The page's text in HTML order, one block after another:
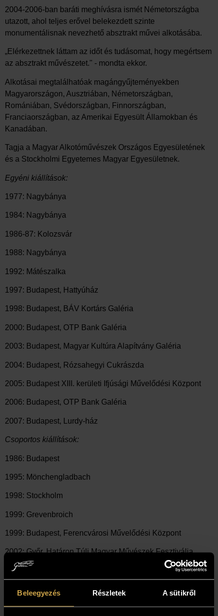
Beleegyezés Részletek A sütikről
2004-2006-ban baráti meghívásra ismét Németországba
utazott, ahol teljes erővel belekezdett szinte
monumentálisnak nevezhető absztrakt művei alkotásába.
„Elérkezettnek láttam az időt és tudásomat, hogy megértsem
az absztrakt művészetet." - mondta ekkor.
Alkotásai megtalálhatóak magángyűjteményekben
Magyarországon, Ausztriában, Németországban,
Romániában, Svédországban, Finnországban,
Franciaországban, az Amerikai Egyesült Államokban és
Kanadában.
Tagja a Magyar Alkotóművészek Országos Egyesületének
és a Stockholmi Egyetemes Magyar Egyesületnek.
Egyéni kiállítások:
1977: Nagybánya
1984: Nagybánya
1986-87: Kolozsvár
1988: Nagybánya
1992: Mátészalka
1997: Budapest, Hattyúház
1998: Budapest, BÁV Kortárs Galéria
2000: Budapest, OTP Bank Galéria
2003: Budapest, Magyar Kultúra Alapítvány Galéria
2004: Budapest, Rózsahegyi Cukrászda
2005: Budapest XIII. kerületi Ifjúsági Művelődési Központ
2006: Budapest, OTP Bank Galéria
2007: Budapest, Lurdy-ház
Csoportos kiállítások:
1986: Budapest
1995: Mönchengladbach
1998: Stockholm
1999: Grevenbroich
1999: Budapest, Ferencvárosi Művelődési Központ
2002: Győr, Határon Túli Magyar Művészek Fesztiválja